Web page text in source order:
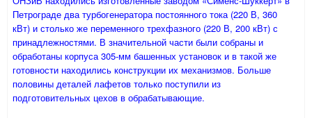
Пет­рограде два турбогенератора постоянно­го тока (220 В, 360
кВт) и столько же пере­менного трехфазного (220 В, 200 кВт) с
принадлежностями. В значительной части были собраны и
обработаны корпуса 305-мм башенных ус­тановок и в такой же
готовности находи­лись конструкции их механизмов. Больше
половины деталей лафетов только посту­пили из
подготовительных цехов в обраба­тывающие.